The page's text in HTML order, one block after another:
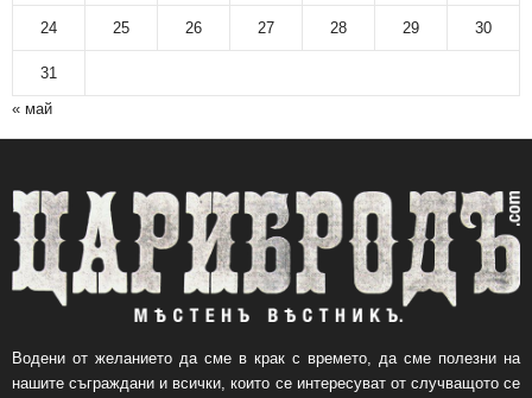
24 25 26 27 28 29 30
31
« май
Водени от желанието да сме в крак с времето, да сме полезни на
нашите съграждани и всички, които се интересуват от случващото се